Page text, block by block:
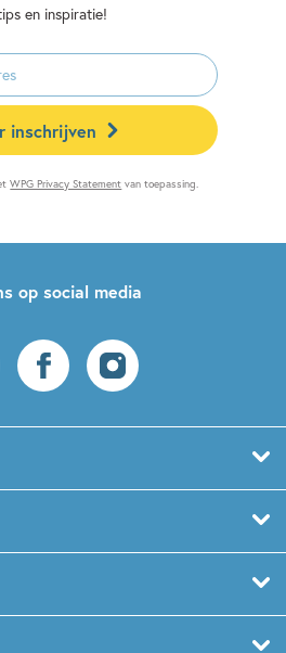
en inspiratie!
inschrijven
WPG Privacy Statement van toepassing.
op social media